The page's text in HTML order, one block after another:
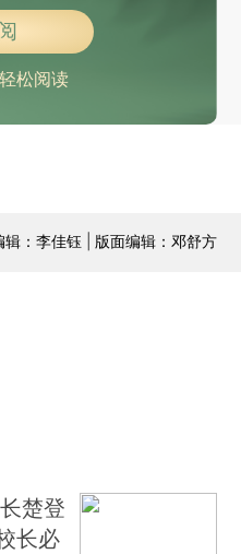
松阅读
辑：李佳钰 | 版面编辑：邓舒方
楚登
长必